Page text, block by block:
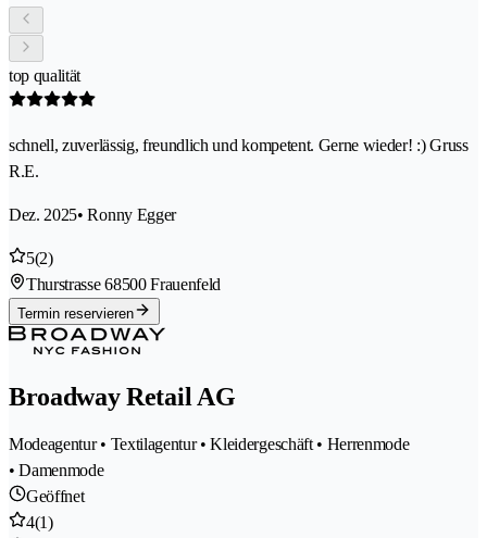
top qualität
schnell, zuverlässig, freundlich und kompetent. Gerne wieder! :) Gruss
R.E.
Dez. 2025• Ronny Egger
5(2)
Thurstrasse 68500 Frauenfeld
Termin reservieren
Broadway Retail AG
Modeagentur • Textilagentur • Kleidergeschäft • Herrenmode
• Damenmode
Geöffnet
4(1)